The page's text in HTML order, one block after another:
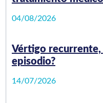
04/08/2026
Vértigo recurrente,
episodio?
14/07/2026